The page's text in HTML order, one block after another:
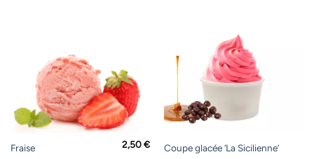
Fraise 2,50€ Coupe glacée ‘La Sicilienne’